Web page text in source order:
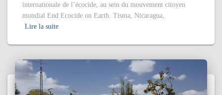
internationale de l’écocide, au sein du mouvement citoyen
mondial End Ecocide on Earth. Tisma, Nicaragua,
Lire la suite